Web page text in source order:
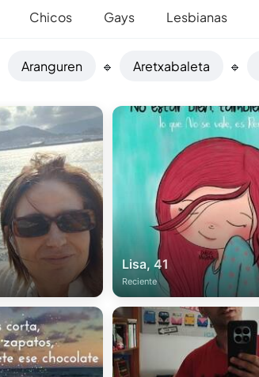
Chicos Gays Lesbianas
Aranguren 🔹 Aretxabaleta 🔹
Lisa, 41
Reciente